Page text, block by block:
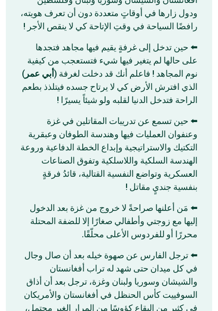
ودول زارها في أوقاتٍ متعددة دون أن تعرف هويته،
رافضًا السياحة في وقتِ الإتاحة كي لا ينقص الأجر !
⬅️ حين تدخل إلى غرفةٍ يقيم فيها مجاهد فتجدها
على حالها لم يتغير فيها شيء فتستعجب من كيفية
نوم المجاهد ! فاعلم أنك قد دخلت لغرفة (أبي عمر )
الذي افترش الأرض كي لا يرتاح جسده فيتلذذ بطعم
الراحة فتدخل الدنيا لقلبه ولو شيئاً يسيرًا !
⬅️ حين تسمع عن تدريبات المقاتلين في غزة
وعنفوان العمليات فيها وهندسة الطوفان وعبقرية
التكتيك والاستراتيجية وإبداع الخطة الدفاعية وروعة
الهندسة السلكية واللاسلكية وتفوق الصناعات
العسكرية وتواضع النفسية القتالية، قائدُ فرقةٍ
بنفسية جنديٍ مقاتل !
⬅️ مَن أعلنها صراحةً لا خروج من غزة بعد الدخول
إليها مع زوجتي وأطفالي صغارًا إلا للضفة المحتلة
محررًا أو للفردوس الأعلى محلّقًا.
⬅️ ترجل الفارس عن صهوة خيله بعد أن صال وجال
في كل ميدان حتى شهد له تراب أفغانستان
والشيشان وسوريا ولبنان وغزة، ترجل بعد أن أذاق
السوفييت كأس الحنظل في أفغانستان والأمريكان
في كثيرٍ من البقاع كؤوسًا من المرار الغير محتمل،